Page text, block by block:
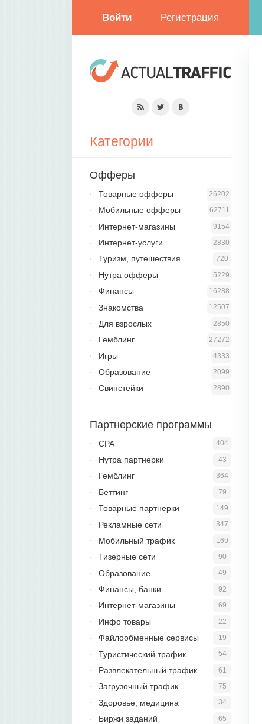
Войти Регистрация
Категории
Офферы
26202
Товарные офферы
62711
Мобильные офферы
9154
Интернет-магазины
2830
Интернет-услуги
720
Туризм, путешествия
5229
Нутра офферы
16288
Финансы
12507
Знакомства
2850
Для взрослых
27272
Гемблинг
4333
Игры
2099
Образование
2890
Свипстейки
Партнерские программы
404
CPA
43
Нутра партнерки
364
Гемблинг
79
Беттинг
149
Товарные партнерки
347
Рекламные сети
169
Мобильный трафик
90
Тизерные сети
49
Образование
92
Финансы, банки
69
Интернет-магазины
22
Инфо товары
19
Файлообменные сервисы
54
Туристический трафик
61
Развлекательный трафик
75
Загрузочный трафик
34
Здоровье, медицина
65
Биржи заданий